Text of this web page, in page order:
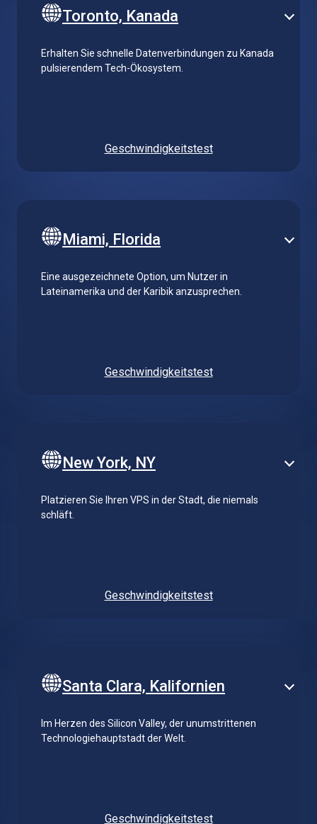
Toronto, Kanada
Erhalten Sie schnelle Datenverbindungen zu Kanada
pulsierendem Tech-Ökosystem.
Geschwindigkeitstest
Miami, Florida
Eine ausgezeichnete Option, um Nutzer in
Lateinamerika und der Karibik anzusprechen.
Geschwindigkeitstest
New York, NY
Platzieren Sie Ihren VPS in der Stadt, die niemals
schläft.
Geschwindigkeitstest
Santa Clara, Kalifornien
Im Herzen des Silicon Valley, der unumstrittenen
Technologiehauptstadt der Welt.
Geschwindigkeitstest